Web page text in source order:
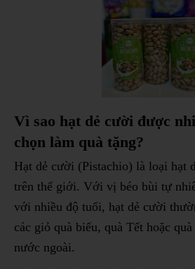
Vì sao hạt dẻ cười được
chọn làm quà tặng?
Hạt dẻ cười (Pistachio) là loại hạt
trên thế giới. Với vị béo bùi tự
với nhiều độ tuổi, hạt dẻ cười
các giỏ quà biếu, quà Tết hoặc
nước ngoài.